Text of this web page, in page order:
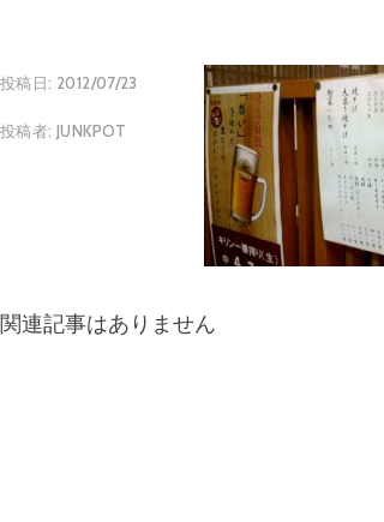
投稿日: 2012/07/23
投稿者: JUNKPOT
関連記事はありません